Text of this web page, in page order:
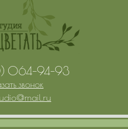
064-94-93
звонок
@mail.ru